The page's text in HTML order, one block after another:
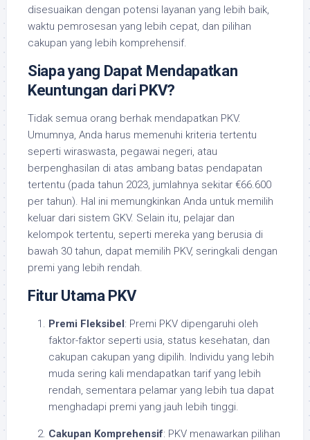
disesuaikan dengan potensi layanan yang lebih baik,
waktu pemrosesan yang lebih cepat, dan pilihan
cakupan yang lebih komprehensif.
Siapa yang Dapat Mendapatkan
Keuntungan dari PKV?
Tidak semua orang berhak mendapatkan PKV.
Umumnya, Anda harus memenuhi kriteria tertentu
seperti wiraswasta, pegawai negeri, atau
berpenghasilan di atas ambang batas pendapatan
tertentu (pada tahun 2023, jumlahnya sekitar €66.600
per tahun). Hal ini memungkinkan Anda untuk memilih
keluar dari sistem GKV. Selain itu, pelajar dan
kelompok tertentu, seperti mereka yang berusia di
bawah 30 tahun, dapat memilih PKV, seringkali dengan
premi yang lebih rendah.
Fitur Utama PKV
Premi Fleksibel: Premi PKV dipengaruhi oleh
faktor-faktor seperti usia, status kesehatan, dan
cakupan cakupan yang dipilih. Individu yang lebih
muda sering kali mendapatkan tarif yang lebih
rendah, sementara pelamar yang lebih tua dapat
menghadapi premi yang jauh lebih tinggi.
Cakupan Komprehensif: PKV menawarkan pilihan